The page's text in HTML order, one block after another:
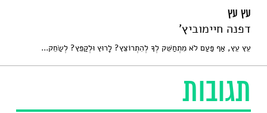
תגובות
עץ עץ
דפנה חיימוביץ'
עֵץ עֵץ, אַף פַּעַם לֹא מִתְחַשֵּׁק לְךָ לְהִתְרוֹצֵץ? לָרוּץ וּלְקַפֵּץ? לְשַׂחֵק...